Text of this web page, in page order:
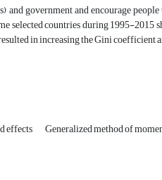
and government and encourage
countries during 1995-2015
in increasing the Gini coefficient
effects Generalized method of